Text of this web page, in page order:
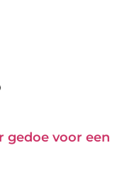
gedoe voor een